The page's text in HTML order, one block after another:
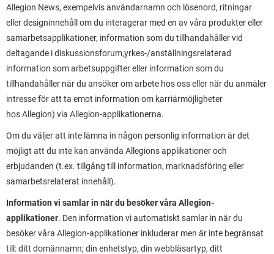
Allegion News, exempelvis användarnamn och lösenord, ritningar
eller designinnehåll om du interagerar med en av våra produkter eller
samarbetsapplikationer, information som du tillhandahåller vid
deltagande i diskussionsforum,yrkes-/anställningsrelaterad
information som arbetsuppgifter eller information som du
tillhandahåller när du ansöker om arbete hos oss eller när du anmäler
intresse för att ta emot information om karriärmöjligheter
hos Allegion) via Allegion-applikationerna.
Om du väljer att inte lämna in någon personlig information är det
möjligt att du inte kan använda Allegions applikationer och
erbjudanden (t.ex. tillgång till information, marknadsföring eller
samarbetsrelaterat innehåll).
Information vi samlar in när du besöker våra Allegion-
applikationer. Den information vi automatiskt samlar in när du
besöker våra Allegion-applikationer inkluderar men är inte begränsat
till: ditt domännamn; din enhetstyp, din webbläsartyp, ditt